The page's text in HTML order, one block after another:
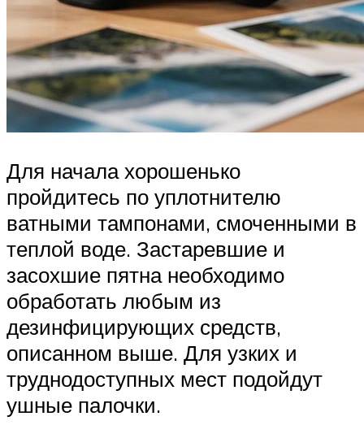
Для начала хорошенько
пройдитесь по уплотнителю
ватными тампонами, смоченными в
теплой воде. Застаревшие и
засохшие пятна необходимо
обработать любым из
дезинфицирующих средств,
описанном выше. Для узких и
труднодоступных мест подойдут
ушные палочки.